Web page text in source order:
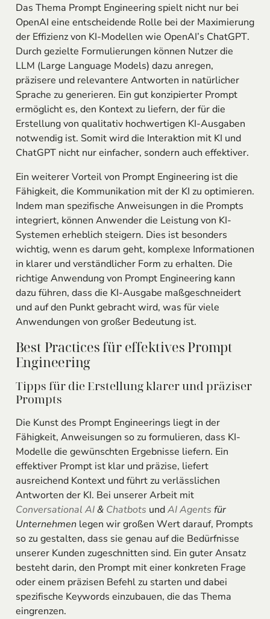
Das Thema Prompt Engineering spielt nicht nur bei
OpenAI eine entscheidende Rolle bei der Maximierung
der Effizienz von KI-Modellen wie OpenAI’s ChatGPT.
Durch gezielte Formulierungen können Nutzer die
LLM (Large Language Models) dazu anregen,
präzisere und relevantere Antworten in natürlicher
Sprache zu generieren. Ein gut konzipierter Prompt
ermöglicht es, den Kontext zu liefern, der für die
Erstellung von qualitativ hochwertigen KI-Ausgaben
notwendig ist. Somit wird die Interaktion mit KI und
ChatGPT nicht nur einfacher, sondern auch effektiver.
Ein weiterer Vorteil von Prompt Engineering ist die
Fähigkeit, die Kommunikation mit der KI zu optimieren.
Indem man spezifische Anweisungen in die Prompts
integriert, können Anwender die Leistung von KI-
Systemen erheblich steigern. Dies ist besonders
wichtig, wenn es darum geht, komplexe Informationen
in klarer und verständlicher Form zu erhalten. Die
richtige Anwendung von Prompt Engineering kann
dazu führen, dass die KI-Ausgabe maßgeschneidert
und auf den Punkt gebracht wird, was für viele
Anwendungen von großer Bedeutung ist.
Best Practices für effektives Prompt
Engineering
Tipps für die Erstellung klarer und präziser
Prompts
Die Kunst des Prompt Engineerings liegt in der
Fähigkeit, Anweisungen so zu formulieren, dass KI-
Modelle die gewünschten Ergebnisse liefern. Ein
effektiver Prompt ist klar und präzise, liefert
ausreichend Kontext und führt zu verlässlichen
Antworten der KI. Bei unserer Arbeit mit
Conversational AI& Chatbots undAI Agents für
Unternehmenlegen wir großen Wert darauf, Prompts
so zu gestalten, dass sie genau auf die Bedürfnisse
unserer Kunden zugeschnitten sind. Ein guter Ansatz
besteht darin, den Prompt mit einer konkreten Frage
oder einem präzisen Befehl zu starten und dabei
spezifische Keywords einzubauen, die das Thema
eingrenzen.